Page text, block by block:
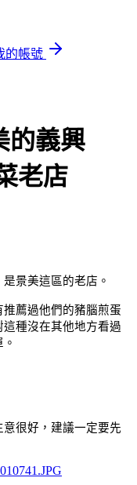
的帳號
的義興
老店
景美這區的老店。
薦過他們的豬腦煎蛋
種沒在其他地方看過
很好，建議一定要先